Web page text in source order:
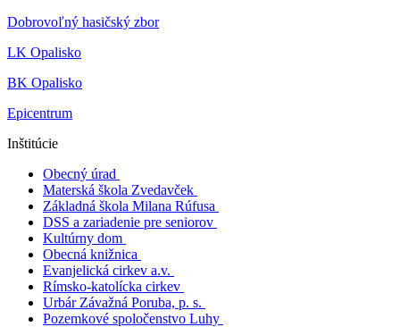
Dobrovoľný hasičský zbor
LK Opalisko
BK Opalisko
Epicentrum
Inštitúcie
Obecný úrad
Materská škola Zvedavček
Základná škola Milana Rúfusa
DSS a zariadenie pre seniorov
Kultúrny dom
Obecná knižnica
Evanjelická cirkev a.v.
Rímsko-katolícka cirkev
Urbár Závažná Poruba, p. s.
Pozemkové spoločenstvo Luhy